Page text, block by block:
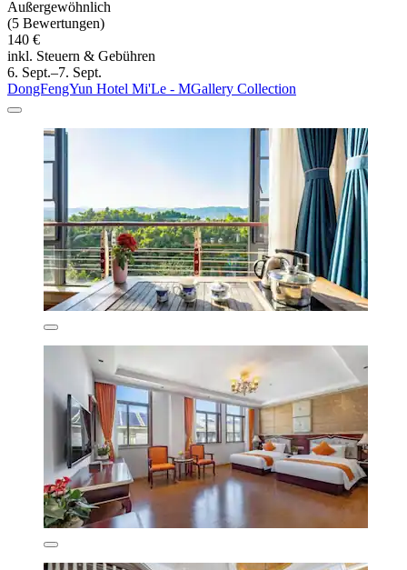
Außergewöhnlich
(5 Bewertungen)
140 €
inkl. Steuern & Gebühren
6. Sept.–7. Sept.
DongFengYun Hotel Mi'Le - MGallery Collection